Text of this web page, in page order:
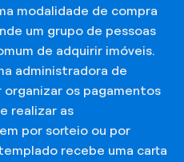
modalidade de compra
um grupo de pessoas
de adquirir imóveis.
administradora de
organizar os pagamentos
realizar as
por sorteio ou por
recebe uma carta